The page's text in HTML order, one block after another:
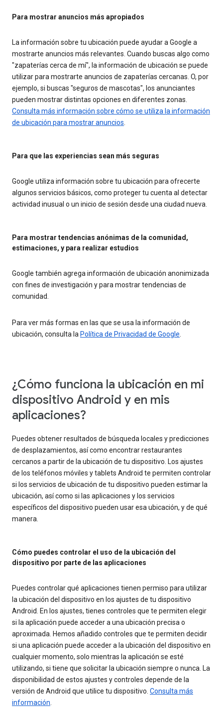
Para mostrar anuncios más apropiados
La información sobre tu ubicación puede ayudar a Google a
mostrarte anuncios más relevantes. Cuando buscas algo como
"zapaterías cerca de mí", la información de ubicación se puede
utilizar para mostrarte anuncios de zapaterías cercanas. O, por
ejemplo, si buscas "seguros de mascotas", los anunciantes
pueden mostrar distintas opciones en diferentes zonas.
Consulta más información sobre cómo se utiliza la información
de ubicación para mostrar anuncios
Para que las experiencias sean más seguras
Google utiliza información sobre tu ubicación para ofrecerte
algunos servicios básicos, como proteger tu cuenta al detectar
actividad inusual o un inicio de sesión desde una ciudad nueva.
Para mostrar tendencias anónimas de la comunidad,
estimaciones, y para realizar estudios
Google también agrega información de ubicación anonimizada
con fines de investigación y para mostrar tendencias de
comunidad.
Para ver más formas en las que se usa la información de
ubicación, consulta la Política de Privacidad de Google
¿Cómo funciona la ubicación en mi
dispositivo Android y en mis
aplicaciones?
Puedes obtener resultados de búsqueda locales y predicciones
de desplazamientos, así como encontrar restaurantes
cercanos a partir de la ubicación de tu dispositivo. Los ajustes
de los teléfonos móviles y tablets Android te permiten controlar
si los servicios de ubicación de tu dispositivo pueden estimar la
ubicación, así como si las aplicaciones y los servicios
específicos del dispositivo pueden usar esa ubicación, y de qué
manera.
Cómo puedes controlar el uso de la ubicación del
dispositivo por parte de las aplicaciones
Puedes controlar qué aplicaciones tienen permiso para utilizar
la ubicación del dispositivo en los ajustes de tu dispositivo
Android. En los ajustes, tienes controles que te permiten elegir
si la aplicación puede acceder a una ubicación precisa o
aproximada. Hemos añadido controles que te permiten decidir
si una aplicación puede acceder a la ubicación del dispositivo en
cualquier momento, solo mientras la aplicación se esté
utilizando, si tiene que solicitar la ubicación siempre o nunca. La
disponibilidad de estos ajustes y controles depende de la
versión de Android que utilice tu dispositivo. Consulta más
información